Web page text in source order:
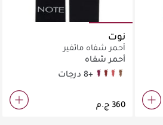
نوت
أحمر شفاه ماتفير
أحمر شفاه
02
05
06
10 +8 درجات